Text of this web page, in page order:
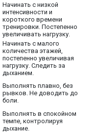
Начинать с низкой
интенсивности и
короткого времени
тренировки. Постепенно
увеличивать нагрузку.
Начинать с малого
количества этажей,
постепенно увеличивая
нагрузку. Следить за
дыханием.
Выполнять плавно, без
рывков. Не доводить до
боли.
Выполнять в спокойном
темпе, контролируя
дыхание.